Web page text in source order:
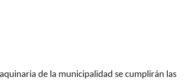
de la municipalidad se cumplirán las